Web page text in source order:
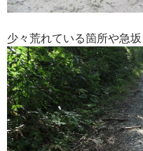
少々荒れている箇所や急